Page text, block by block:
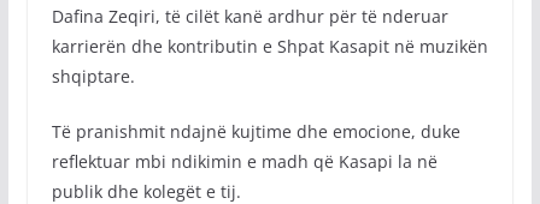
Dafina Zeqiri, të cilët kanë ardhur për të nderuar
karrierën dhe kontributin e Shpat Kasapit në muzikën
shqiptare.
Të pranishmit ndajnë kujtime dhe emocione, duke
reflektuar mbi ndikimin e madh që Kasapi la në
publik dhe kolegët e tij.